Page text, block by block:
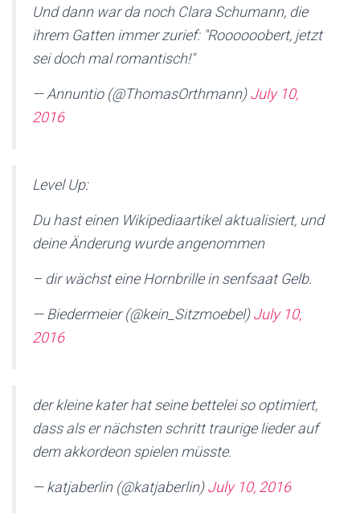
Und dann war da noch Clara Schumann, die
ihrem Gatten immer zurief: "Roooooobert, jetzt
sei doch mal romantisch!"
— Annuntio (@ThomasOrthmann)July 10,
2016
Level Up:
Du hast einen Wikipediaartikel aktualisiert, und
deine Änderung wurde angenommen
– dir wächst eine Hornbrille in senfsaat Gelb.
— Biedermeier (@kein_Sitzmoebel)July 10,
2016
der kleine kater hat seine bettelei so optimiert,
dass als er nächsten schritt traurige lieder auf
dem akkordeon spielen müsste.
— katjaberlin (@katjaberlin)July 10, 2016